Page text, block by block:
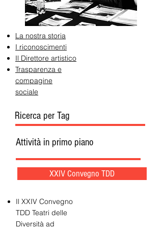
La nostra storia
I riconoscimenti
Il Direttore artistico
Trasparenza e
compagine
sociale
Ricerca per Tag
Attività in primo piano
XXIV Convegno TDD
Il XXIV Convegno
TDD Teatri delle
Diversità ad